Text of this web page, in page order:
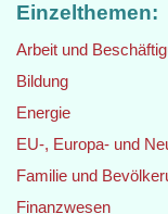
Einzelthemen:
Arbeit und
Bildung
Energie
EU-, Europa- und
Familie und
Finanzwesen